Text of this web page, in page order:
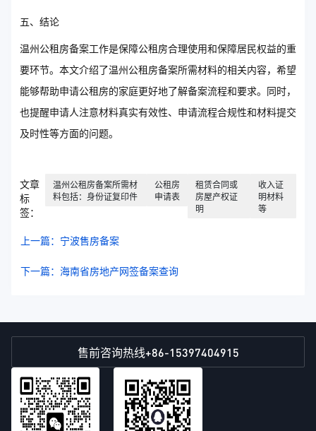
五、结论
温州公租房备案工作是保障公租房合理使用和保障居民权益的重
要环节。本文介绍了温州公租房备案所需材料的相关内容，希望
能够帮助申请公租房的家庭更好地了解备案流程和要求。同时，
也提醒申请人注意材料真实有效性、申请流程合规性和材料提交
及时性等方面的问题。
文章
标
签：
温州公租房备案所需材
料包括：身份证复印件
公租房
申请表
租赁合同或
房屋产权证
明
收入证
明材料
等
上一篇：宁波售房备案
下一篇：海南省房地产网签备案查询
售前咨询热线+86-15397404915